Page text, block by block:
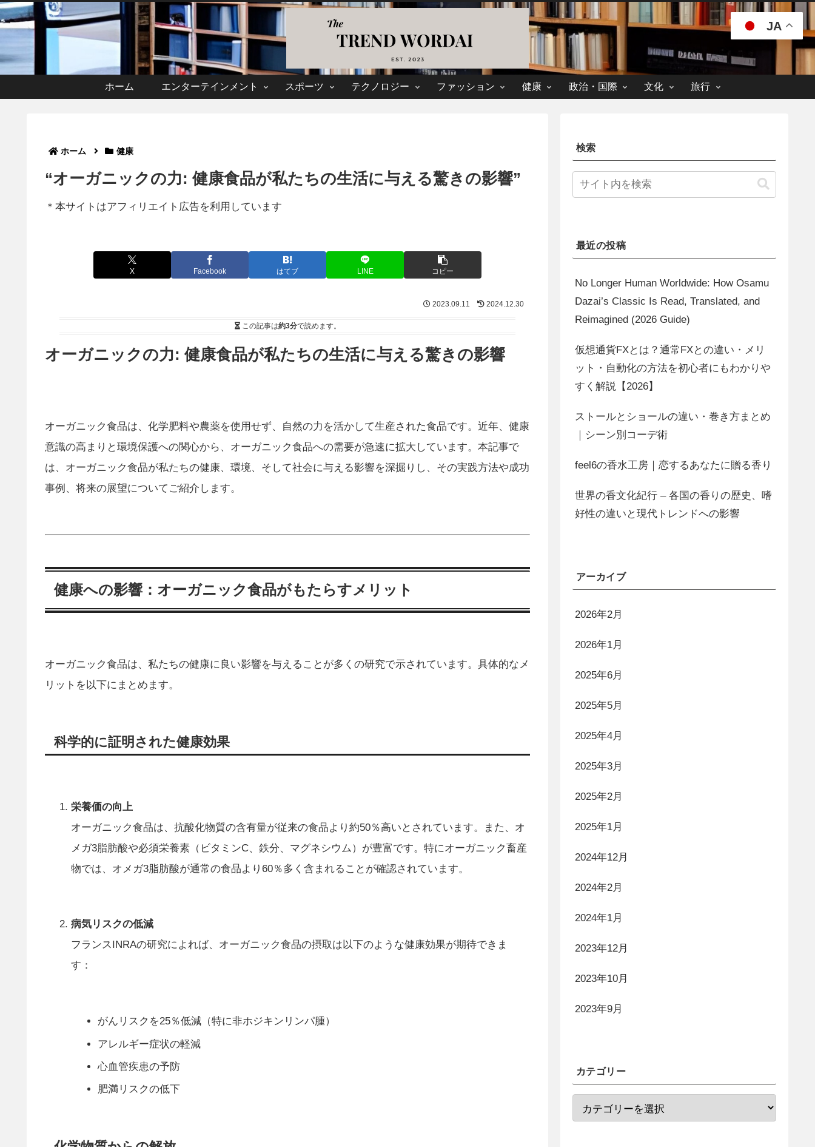
ホーム エンターテインメント スポーツ テクノロジー ファッション 健康 政治・国際 文化 旅行
ホーム 健康
“オーガニックの力: 健康食品が私たちの生活に与える驚きの影響”
＊本サイトはアフィリエイト広告を利用しています
X Facebook はてブ LINE コピー
2023.09.11 2024.12.30
この記事は約3分で読めます。
オーガニックの力: 健康食品が私たちの生活に与える驚きの影響
オーガニック食品は、化学肥料や農薬を使用せず、自然の力を活かして生産された食品です。近年、健康
意識の高まりと環境保護への関心から、オーガニック食品への需要が急速に拡大しています。本記事で
は、オーガニック食品が私たちの健康、環境、そして社会に与える影響を深掘りし、その実践方法や成功
事例、将来の展望についてご紹介します。
健康への影響：オーガニック食品がもたらすメリット
オーガニック食品は、私たちの健康に良い影響を与えることが多くの研究で示されています。具体的なメ
リットを以下にまとめます。
科学的に証明された健康効果
栄養価の向上
オーガニック食品は、抗酸化物質の含有量が従来の食品より約50％高いとされています。また、オ
メガ3脂肪酸や必須栄養素（ビタミンC、鉄分、マグネシウム）が豊富です。特にオーガニック畜産
物では、オメガ3脂肪酸が通常の食品より60％多く含まれることが確認されています。
病気リスクの低減
フランスINRAの研究によれば、オーガニック食品の摂取は以下のような健康効果が期待できま
す：
がんリスクを25％低減（特に非ホジキンリンパ腫）
アレルギー症状の軽減
心血管疾患の予防
肥満リスクの低下
検索
最近の投稿
No Longer Human Worldwide: How Osamu
Dazai’s Classic Is Read, Translated, and
Reimagined (2026 Guide)
仮想通貨FXとは？通常FXとの違い・メリ
ット・自動化の方法を初心者にもわかりや
すく解説【2026】
ストールとショールの違い・巻き方まとめ
｜シーン別コーデ術
feel6の香水工房｜恋するあなたに贈る香り
世界の香文化紀行 – 各国の香りの歴史、嗜
好性の違いと現代トレンドへの影響
アーカイブ
2026年2月
2026年1月
2025年6月
2025年5月
2025年4月
2025年3月
2025年2月
2025年1月
2024年12月
2024年2月
2024年1月
2023年12月
2023年10月
2023年9月
カテゴリー
JA